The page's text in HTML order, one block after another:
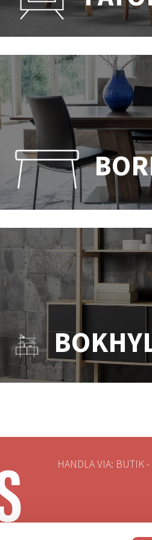
HANDLA VIA: BUTIK